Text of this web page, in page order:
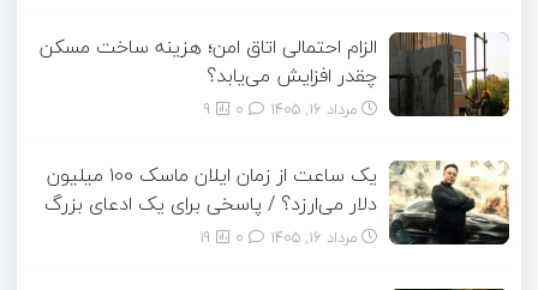
الزام احتمالی اتاق امن؛ هزینه ساخت مسکن
چقدر افزایش می‌یابد؟
مرداد ۱۶, ۱۴۰۵ 9
یک ساعت از زمان ایلان ماسک ۱۰۰ میلیون
دلار می‌ارزد؟ / پاسخی برای یک ادعای بزرگ
مرداد ۱۶, ۱۴۰۵ 19